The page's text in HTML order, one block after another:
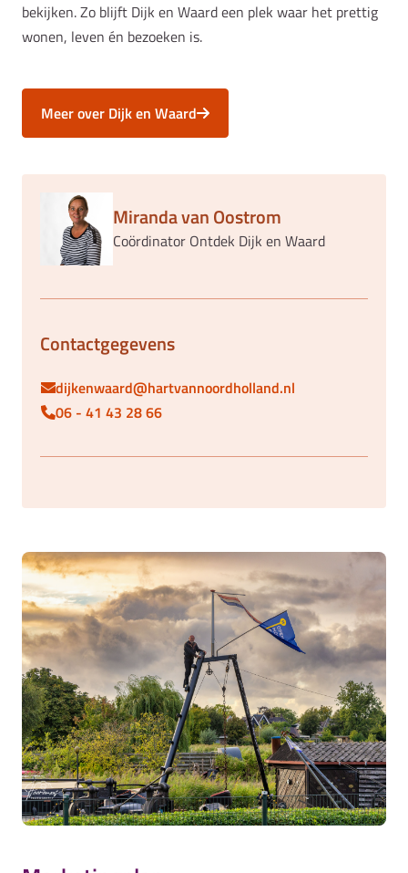
bekijken. Zo blijft Dijk en Waard een plek waar het prettig
wonen, leven én bezoeken is.
Meer over Dijk en Waard
Miranda van Oostrom
Coördinator Ontdek Dijk en Waard
Contactgegevens
dijkenwaard@hartvannoordholland.nl
06 - 41 43 28 66